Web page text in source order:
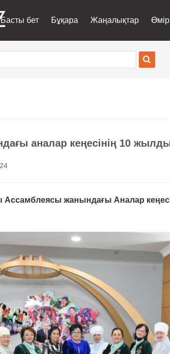
Басты бет Бұқара Жаңалықтар
аналар кеңесінің 10
Ассамблеясы жанындағы Аналар